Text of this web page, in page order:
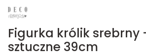
Figurka królik srebrny
sztuczne 39cm